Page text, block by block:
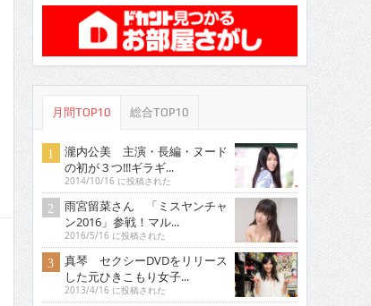
月間TOP10 総合TOP10
瀧内公美 主演・長編・ヌード
の初が３つ!!!ギラギ...
2014/10/16 に投稿された
雨宮留菜さん 「ミスヤンチャ
ン2016」参戦！マル...
2016/5/16 に投稿された
真琴 セクシーDVDをリリース
した元ひきこもり女子...
2013/4/16 に投稿された